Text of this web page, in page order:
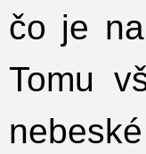
čo je
Tomu